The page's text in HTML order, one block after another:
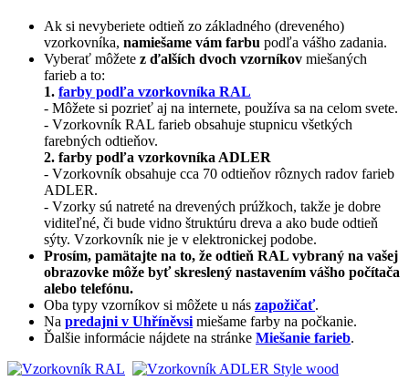
Ak si nevyberiete odtieň zo základného (dreveného)
vzorkovníka, namiešame vám farbu podľa vášho zadania.
Vyberať môžete z ďalších dvoch vzorníkov miešaných
farieb a to:
1. farby podľa vzorkovníka RAL
- Môžete si pozrieť aj na internete, používa sa na celom svete.
- Vzorkovník RAL farieb obsahuje stupnicu všetkých
farebných odtieňov.
2. farby podľa vzorkovníka ADLER
- Vzorkovník obsahuje cca 70 odtieňov rôznych radov farieb
ADLER.
- Vzorky sú natreté na drevených prúžkoch, takže je dobre
viditeľné, či bude vidno štruktúru dreva a ako bude odtieň
sýty. Vzorkovník nie je v elektronickej podobe.
Prosím, pamätajte na to, že odtieň RAL vybraný na vašej
obrazovke môže byť skreslený nastavením vášho počítača
alebo telefónu.
Oba typy vzorníkov si môžete u nás zapožičať.
Na predajni v Uhříněvsi miešame farby na počkanie.
Ďalšie informácie nájdete na stránke Miešanie farieb.